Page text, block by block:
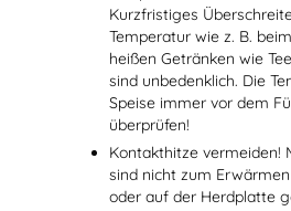
Kurzfristiges
Temperatur wie z. B.
heißen Getränken wie
sind unbedenklich. Die
Speise immer vor dem
überprüfen!
Kontakthitze vermeiden!
sind nicht zum
oder auf der Herdplatte